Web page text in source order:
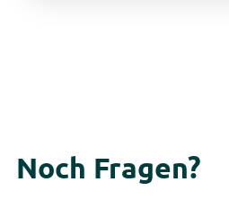
Noch Fragen?